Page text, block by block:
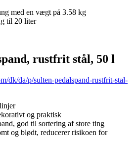
med en vægt på 3.58 kg
til 20 liter
rustfrit stål, 50 l
dk/da/p/sulten-pedalspand-rustfrit-stal-
og praktisk
god til sortering af store ting
og blødt, reducerer risikoen for